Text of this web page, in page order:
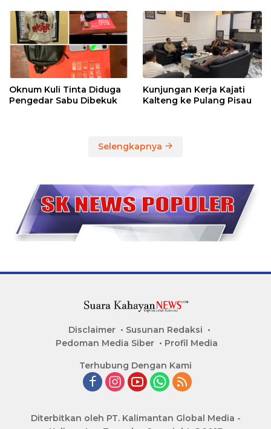
Oknum Kuli Tinta Diduga
Pengedar Sabu Dibekuk
Kunjungan Kerja Kajati
Kalteng ke Pulang Pisau
Selengkapnya
Disclaimer
Susunan Redaksi
Pedoman Media Siber
Profil Media
Terhubung Dengan Kami
Diterbitkan oleh PT. Kalimantan Global Media -